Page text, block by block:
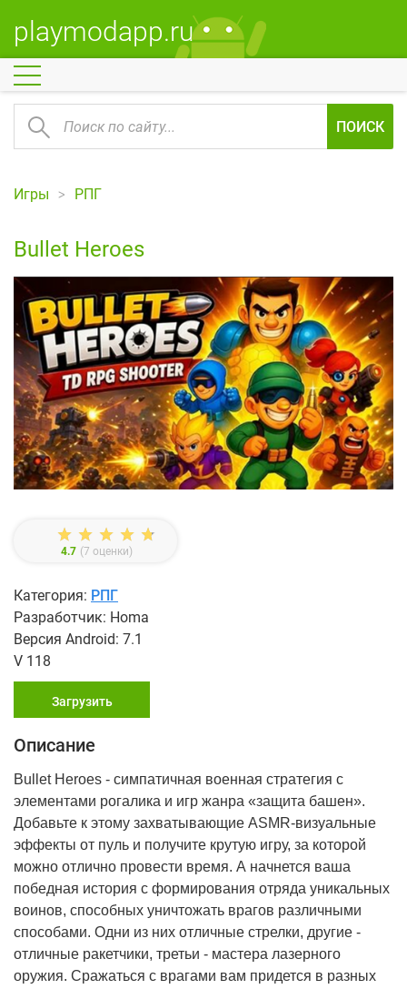
playmodapp.ru
ПОИСК
Игры РПГ
Bullet Heroes
4.7 (7 оценки)
Категория: РПГ
Разработчик: Homa
Версия Android: 7.1
V 118
Загрузить
Описание
Bullet Heroes - симпатичная военная стратегия с
элементами рогалика и игр жанра «защита башен».
Добавьте к этому захватывающие ASMR-визуальные
эффекты от пуль и получите крутую игру, за которой
можно отлично провести время. А начнется ваша
победная история с формирования отряда уникальных
воинов, способных уничтожать врагов различными
способами. Одни из них отличные стрелки, другие -
отличные ракетчики, третьи - мастера лазерного
оружия. Сражаться с врагами вам придется в разных